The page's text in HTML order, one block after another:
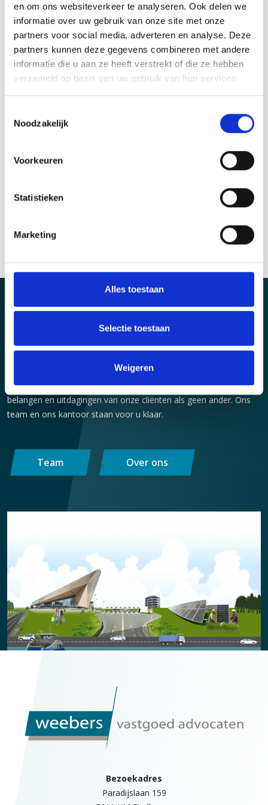
en om ons websiteverkeer te analyseren. Ook delen we
informatie over uw gebruik van onze site met onze
partners voor social media, adverteren en analyse. Deze
partners kunnen deze gegevens combineren met andere
informatie die u aan ze heeft verstrekt of die ze hebben
verzameld op basis van uw gebruik van hun services.
Noodzakelijk
Voorkeuren
Statistieken
Marketing
Alles toestaan
Selectie toestaan
Weigeren
Sharon is in december 2021 gestart als juridisch medewerker bij
Weebers Vastgoed Advocaten. In augustus 2022 is zij beëdigd als
advocaat. Sharon houdt zich bezig met het adviseren en
procederen op het gebied van het huurrecht. Daarnaast schrijft
zij wekelijks nieuwsberichten aangaande het huurrecht die
Topics door Sharon Thielens
Vastgoedeigenaren, hoe heurt het
verhuurderschap niet stil
Wij helpen u verder
Onze advocaten hebben ruime ervaring in het adviseren en
procederen binnen alle aspecten van het vastgoed. Wij kennen de
belangen en uitdagingen van onze cliënten als geen ander. Ons
team en ons kantoor staan voor u klaar.
Team Over ons
Bezoekadres
Paradijslaan 159